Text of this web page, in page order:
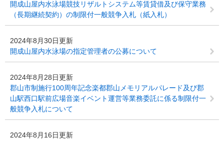
開成山屋内水泳場競技リザルトシステム等賃貸借及び保守業務
（長期継続契約）の制限付一般競争入札（紙入札）
2024年8月30日更新
開成山屋内水泳場の指定管理者の公募について
2024年8月28日更新
郡山市制施行100周年記念楽都郡山メモリアルパレード及び郡
山駅西口駅前広場音楽イベント運営等業務委託に係る制限付一
般競争入札について
2024年8月16日更新